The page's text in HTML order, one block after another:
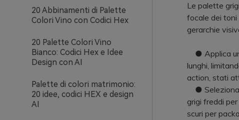
20 Abbinamenti di Palette
Colori Vino con Codici Hex
20 Palette Colori Vino
Bianco: Codici Hex e Idee
Design con AI
Palette di colori matrimonio:
20 idee, codici HEX e design
AI
Le palette
focale dei
gerarchie
● Applica
lunghi,
action, stati
● Seleziona
grigi freddi
scuri per